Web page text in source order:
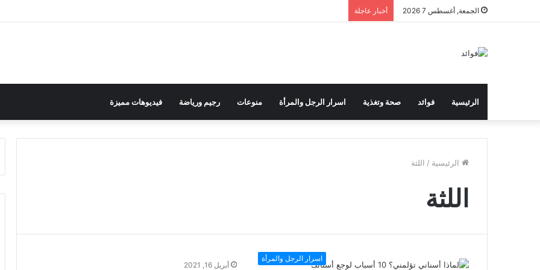
الجمعة, أغسطس 7 2026 أخبار عاجلة
الرئيسية فوائد صحة وتغذية اسرار الرجل والمرأة منوعات رجيم ورياضة فيديوهات مميزة
الرئيسية / اللثة
اللثة
اسرار الرجل والمرأة
أبريل 16, 2021